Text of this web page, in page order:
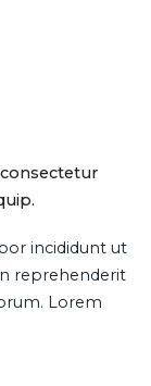
incididunt ut
reprehenderit
Lorem